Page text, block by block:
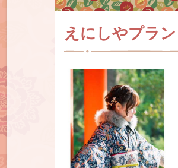
えにしやプラン